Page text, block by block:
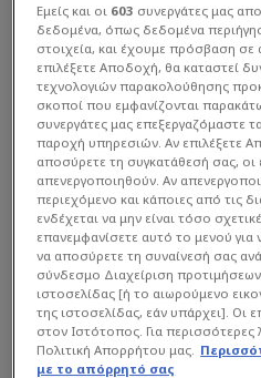
Εμείς και οι 603 συνεργάτες μας
δεδομένα, όπως δεδομένα
στοιχεία, και έχουμε πρόσβαση
επιλέξετε Αποδοχή, θα καταστεί
τεχνολογιών παρακολούθησης
σκοποί που εμφανίζονται
συνεργάτες μας επεξεργαζόμαστε
παροχή υπηρεσιών. Αν επιλέξετε
αποσύρετε τη συγκατάθεσή σας, οι
απενεργοποιηθούν. Αν
περιεχόμενο και κάποιες από τις
ενδέχεται να μην είναι τόσο
επανεμφανίσετε αυτό το μενού για
να αποσύρετε τη συναίνεσή σας
σύνδεσμο Διαχείριση
ιστοσελίδας [ή το αιωρούμενο
της ιστοσελίδας, εάν υπάρχει]. Οι
στον Ιστότοπος. Για περισσότερες
Πολιτική Απορρήτου μας.
με το απόρρητό σας